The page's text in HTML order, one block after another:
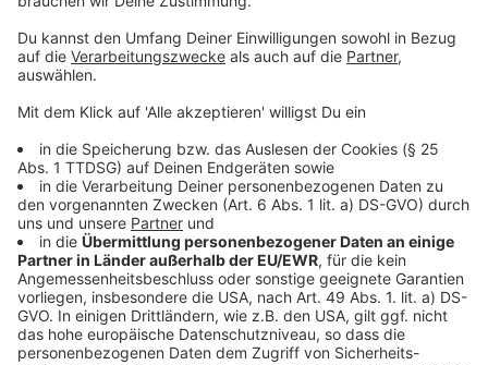
empfehlen, denn es gibt Gesundheitsämter, die solche
Tests nicht akzeptieren. In der Regel muss das ein
Arzt oder eine Ärztin durchführen. Und: Ja Du
Kinderkrankentage: 90 Prozent des Verdienstausfalls -
in aller Regeln ist das bei der Krankenkasse zu
beantragen. Das genaue Regelwerk arbeitet die Politik
in Düsseldorf gerade noch aus. Aber es sind ja schon
einige Details durchgesickert.
Anzeige
Ablauf der neuen Quarantäne-Regeln an den